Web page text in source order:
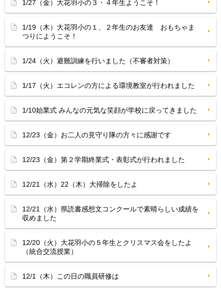
1/27（金）大花羽小の３・４年生ようこそ！
1/19（木）大花羽小の１、２年生のお友達 おもちゃま
つりにようこそ！
1/24（火）避難訓練を行いました（不審者対策）
1/17（火）エコレンの方による環境教室が行われました
1/10始業式 みんなの元気な笑顔が学校に戻ってきました
12/23（金）お二人の見守り隊の方々に感謝です
12/23（金）第２学期終業式・表彰式が行われました
12/21（水）22（木）大掃除をしたよ
12/21（水）県読書感想文コンクールで素晴らしい成績を
収めました
12/20（火）大花羽小の５年生とクリスマス会をしたよ
（統合交流授業）
12/1（木）この日の職員研修は